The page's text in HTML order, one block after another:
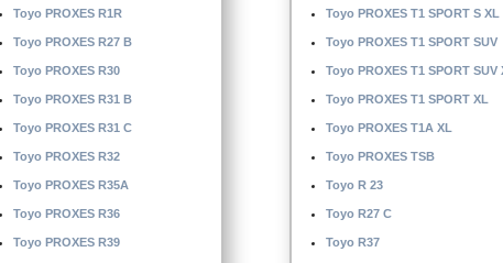
Toyo PROXES R1R
Toyo PROXES R27 B
Toyo PROXES R30
Toyo PROXES R31 B
Toyo PROXES R31 C
Toyo PROXES R32
Toyo PROXES R35A
Toyo PROXES R36
Toyo PROXES R39
Toyo PROXES T1 SPORT S XL
Toyo PROXES T1 SPORT SUV
Toyo PROXES T1 SPORT SUV
Toyo PROXES T1 SPORT XL
Toyo PROXES T1A XL
Toyo PROXES TSB
Toyo R 23
Toyo R27 C
Toyo R37